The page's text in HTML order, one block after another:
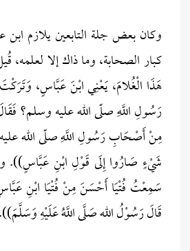
وكان بعض جلة التابعين يلازم
كبار الصحابة، وما ذاك إلا
هَذَا الْغُلامَ، يَعْنِي ابْنَ عَبَّاسٍ،
رَسُولِ اللَّهِ صلّى الله عليه وسلم؟
مِنْ أَصْحَابِ رَسُولِ اللَّهِ صلّى الله
شَيْءٍ صَارُوا إِلَى قَوْلِ ابْنِ عَبَّاسٍ)).
سَمِعْتُ فُتْيَا أَحْسَنَ مِنْ فُتْيَا ابْنِ
قَالَ رَسُوْلُ الله صَلَّى اللَّهُ عَلَيْهِ وَسَلَّمَ)).